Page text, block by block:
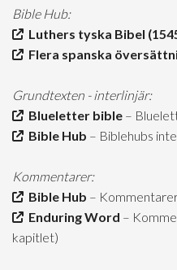
Bible Hub:
Luthers tyska Bibel
Flera spanska
Grundtexten - interlinjär:
Blueletter bible –
Bible Hub – Biblehubs
Kommentarer:
Bible Hub –
Enduring Word –
kapitlet)